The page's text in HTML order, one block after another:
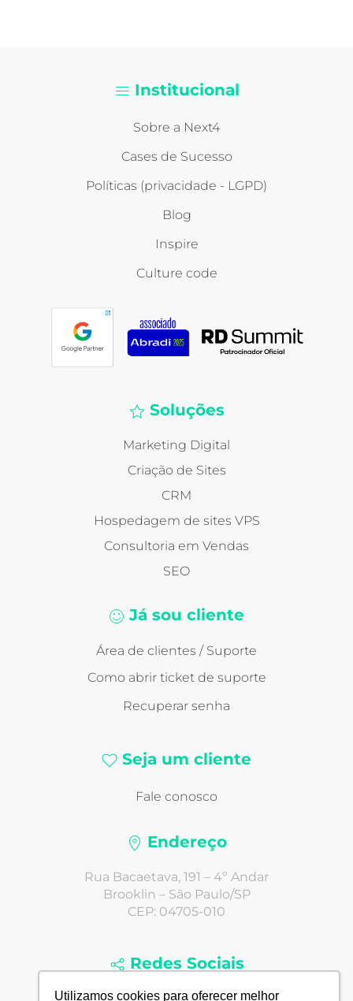
Utilizamos cookies para oferecer melhor
Institucional
Sobre a Next4
Cases de Sucesso
Políticas (privacidade - LGPD)
Blog
Inspire
Culture code
Soluções
Marketing Digital
Criação de Sites
CRM
Hospedagem de sites VPS
Consultoria em Vendas
SEO
Já sou cliente
Área de clientes / Suporte
Como abrir ticket de suporte
Recuperar senha
Seja um cliente
Fale conosco
Endereço
Rua Bacaetava, 191 – 4º Andar
Brooklin – São Paulo/SP
CEP: 04705-010
Redes Sociais